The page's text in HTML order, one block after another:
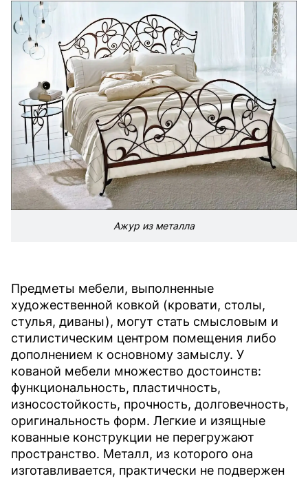
Ажур из металла
Предметы мебели, выполненные
художественной ковкой (кровати, столы,
стулья, диваны), могут стать смысловым и
стилистическим центром помещения либо
дополнением к основному замыслу. У
кованой мебели множество достоинств:
функциональность, пластичность,
износостойкость, прочность, долговечность,
оригинальность форм. Легкие и изящные
кованные конструкции не перегружают
пространство. Металл, из которого она
изготавливается, практически не подвержен